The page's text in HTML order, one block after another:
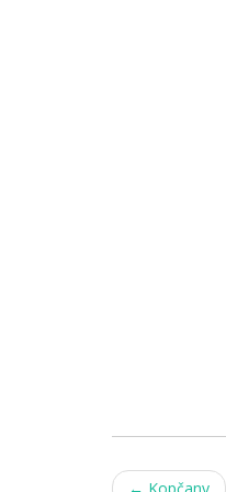
← Kopčany